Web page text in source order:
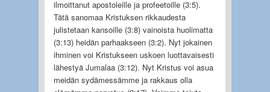
ilmoittanut apostoleille ja profeetoille (3:5).
Tätä sanomaa Kristuksen rikkaudesta
julistetaan kansoille (3:8) vainoista huolimatta
(3:13) heidän parhaakseen (3:2). Nyt jokainen
ihminen voi Kristukseen uskoen luottavaisesti
lähestyä Jumalaa (3:12). Nyt Kristus voi asua
meidän sydämessämme ja rakkaus olla